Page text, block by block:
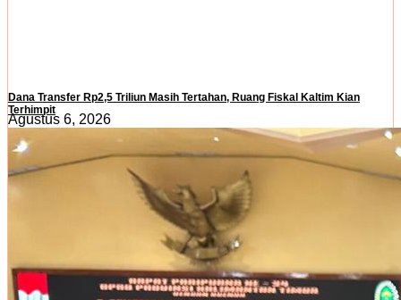
Dana Transfer Rp2,5 Triliun Masih Tertahan, Ruang Fiskal Kaltim Kian
Terhimpit
Agustus 6, 2026